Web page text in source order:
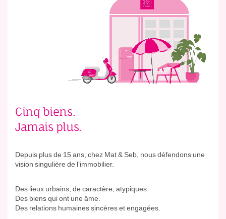
Cinq biens.
Jamais plus.
Depuis plus de 15 ans, chez Mat & Seb, nous défendons une
vision singulière de l’immobilier.
Des lieux urbains, de caractère, atypiques.
Des biens qui ont une âme.
Des relations humaines sincères et engagées.